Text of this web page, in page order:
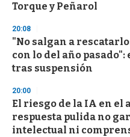
Torque y Peñarol
20:08
"No salgan a
con lo del año
tras suspensión
20:00
El riesgo de la IA en el
respuesta pulida no
intelectual ni